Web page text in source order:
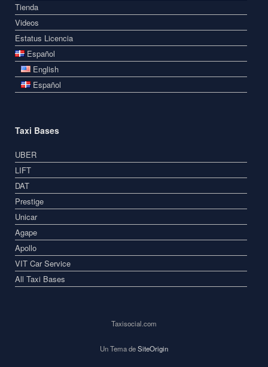
Tienda
Videos
Estatus Licencia
Español
English
Español
Taxi Bases
UBER
LIFT
DAT
Prestige
Unicar
Agape
Apollo
VIT Car Service
All Taxi Bases
Taxisocial.com
Un Tema deSiteOrigin